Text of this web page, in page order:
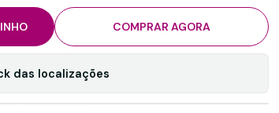
COMPRAR AGORA
das localizações